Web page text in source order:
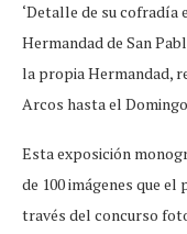
‘Detalle de su cofradía
Hermandad de San
la propia Hermandad,
Arcos hasta el
Esta exposición
de 100 imágenes que
través del concurso